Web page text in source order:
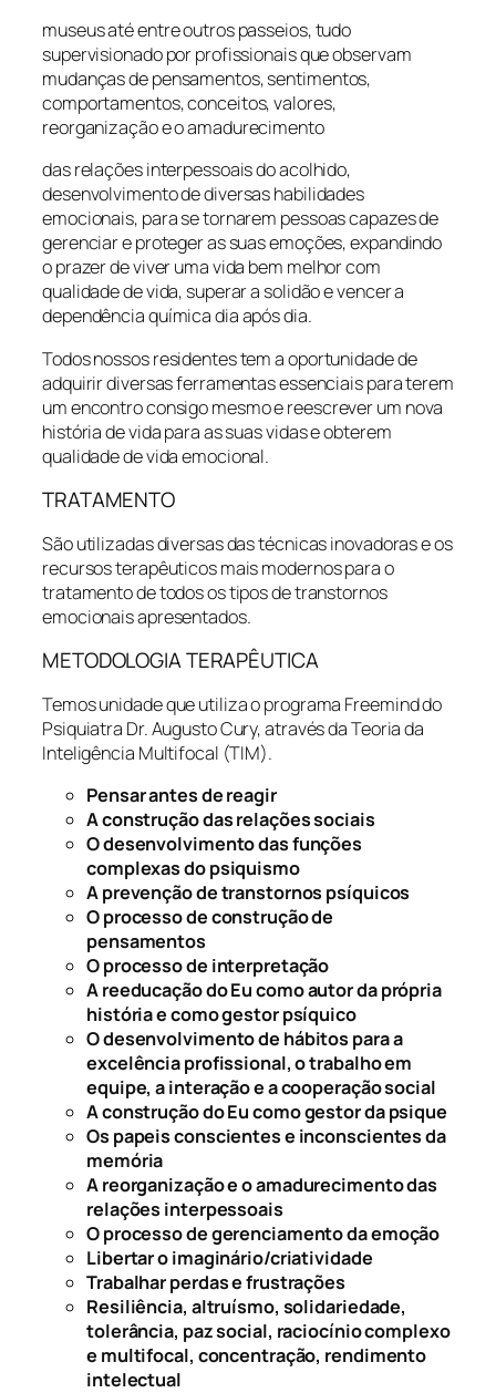
museus até entre outros passeios, tudo
supervisionado por profissionais que observam
mudanças de pensamentos, sentimentos,
comportamentos, conceitos, valores,
reorganização e o amadurecimento
das relações interpessoais do acolhido,
desenvolvimento de diversas habilidades
emocionais, para se tornarem pessoas capazes de
gerenciar e proteger as suas emoções, expandindo
o prazer de viver uma vida bem melhor com
qualidade de vida, superar a solidão e vencer a
dependência química dia após dia.
Todos nossos residentes tem a oportunidade de
adquirir diversas ferramentas essenciais para terem
um encontro consigo mesmo e reescrever um nova
história de vida para as suas vidas e obterem
qualidade de vida emocional.
TRATAMENTO
São utilizadas diversas das técnicas inovadoras e os
recursos terapêuticos mais modernos para o
tratamento de todos os tipos de transtornos
emocionais apresentados.
METODOLOGIA TERAPÊUTICA
Temos unidade que utiliza o programa Freemind do
Psiquiatra Dr. Augusto Cury, através da Teoria da
Inteligência Multifocal (TIM).
Pensar antes de reagir
A construção das relações sociais
O desenvolvimento das funções
complexas do psiquismo
A prevenção de transtornos psíquicos
O processo de construção de
pensamentos
O processo de interpretação
A reeducação do Eu como autor da própria
história e como gestor psíquico
O desenvolvimento de hábitos para a
excelência profissional, o trabalho em
equipe, a interação e a cooperação social
A construção do Eu como gestor da psique
Os papeis conscientes e inconscientes da
memória
A reorganização e o amadurecimento das
relações interpessoais
O processo de gerenciamento da emoção
Libertar o imaginário/criatividade
Trabalhar perdas e frustrações
Resiliência, altruísmo, solidariedade,
tolerância, paz social, raciocínio complexo
e multifocal, concentração, rendimento
intelectual